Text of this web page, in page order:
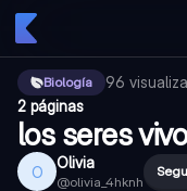
Biología 96
2 páginas
los seres
O Olivia
@olivia_4hknh